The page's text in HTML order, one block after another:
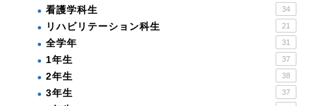
看護学科生 34
リハビリテーション科生 21
全学年 31
1年生 37
2年生 38
3年生 37